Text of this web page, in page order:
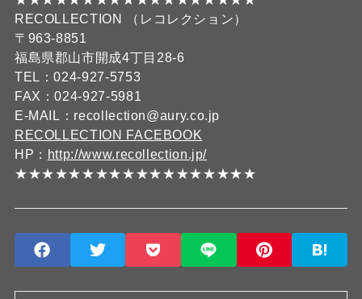
RECOLLECTION （レコレクション）
〒963-8851
福島県郡山市開成4丁目28-6
TEL：024-927-5753
FAX：024-927-5981
E-MAIL：recollection@aury.co.jp
RECOLLECTION FACEBOOK
HP： http://www.recollection.jp/
★★★★★★★★★★★★★★★★★★